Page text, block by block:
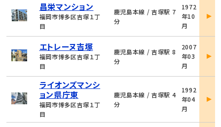
昌栄マンション
福岡市博多区吉塚１丁
目
鹿児島本線 / 吉塚駅 7
分
1972
年10
月
詳
エトレーヌ吉塚
福岡市博多区吉塚１丁
目
鹿児島本線 / 吉塚駅 8
分
2007
年03
月
詳
ライオンズマンシ
ョン県庁東
福岡市博多区吉塚１丁
目
鹿児島本線 / 吉塚駅 4
分
1992
年04
月
詳